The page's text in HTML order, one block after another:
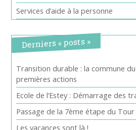
Services d’aide à la personne
Derniers « posts »
Transition durable : la commune
premières actions
Ecole de l’Estey : Démarrage des
Passage de la 7ème étape du
Les vacances sont là !